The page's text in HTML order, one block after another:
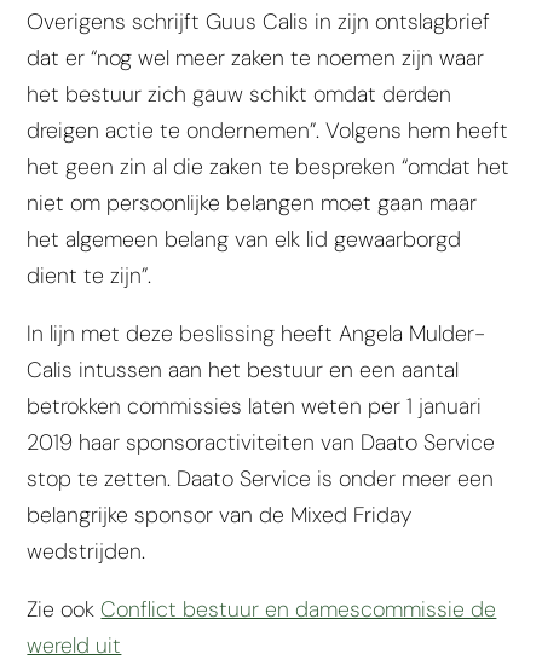
Overigens schrijft Guus Calis in zijn ontslagbrief
dat er “nog wel meer zaken te noemen zijn waar
het bestuur zich gauw schikt omdat derden
dreigen actie te ondernemen”. Volgens hem heeft
het geen zin al die zaken te bespreken “omdat het
niet om persoonlijke belangen moet gaan maar
het algemeen belang van elk lid gewaarborgd
dient te zijn”.
In lijn met deze beslissing heeft Angela Mulder-
Calis intussen aan het bestuur en een aantal
betrokken commissies laten weten per 1 januari
2019 haar sponsoractiviteiten van Daato Service
stop te zetten. Daato Service is onder meer een
belangrijke sponsor van de Mixed Friday
wedstrijden.
Zie ookConflict bestuur en damescommissie de
wereld uit